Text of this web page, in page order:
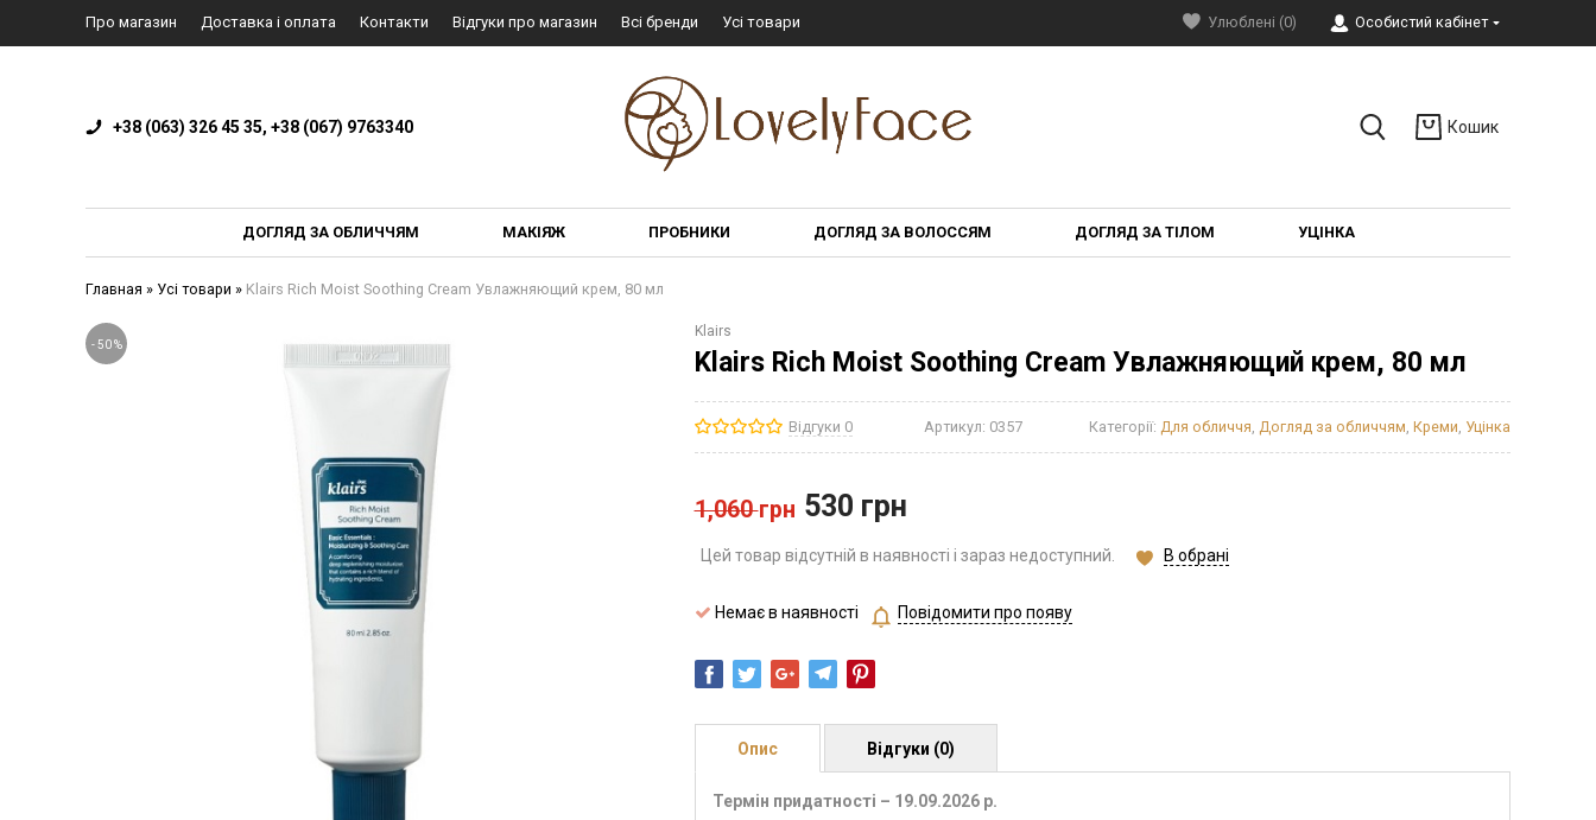
Про магазин Доставка і оплата Контакти Відгуки про магазин Всі бренди Усі товари Улюблені (0) Особистий кабінет
+38 (063) 326 45 35, +38 (067) 9763340 Кошик
ДОГЛЯД ЗА ОБЛИЧЧЯМ МАКІЯЖ ПРОБНИКИ ДОГЛЯД ЗА ВОЛОССЯМ ДОГЛЯД ЗА ТІЛОМ УЦІНКА
Главная » Усі товари » Klairs Rich Moist Soothing Cream Увлажняющий крем, 80 мл
-50%
Klairs
Klairs Rich Moist Soothing Cream Увлажняющий крем, 80 мл
Відгуки 0 Артикул: 0357 Категорії: Для обличчя Догляд за обличчям Креми Уцінка
1,060грн 530 грн
Цей товар відсутній в наявності і зараз недоступний. В обрані
Немає в наявності Повідомити про появу
Опис
Термін придатності – 19.09.2026 р.
Відгуки (0)